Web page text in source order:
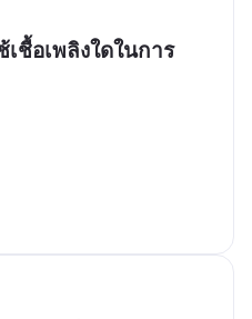
ชื้อเพลิงใดในการ